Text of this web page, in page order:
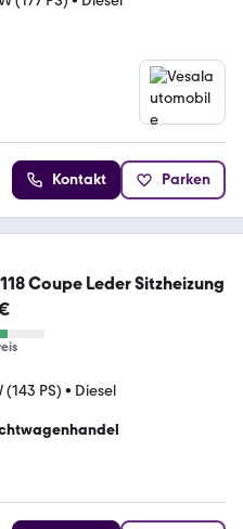
Kontakt Parken
Coupe Leder Sitzheizung
(143 PS) • Diesel